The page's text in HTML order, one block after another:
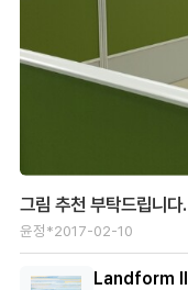
그림 추천 부탁드립니다.
윤정*2017-02-10
Landform II